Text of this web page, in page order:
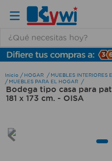
HOGAR
MUEBLES INTERIORES
MUEBLES PARA EL HOGAR
Bodega tipo casa para
181 x 173 cm. - OISA
TÉRMINOS MÁS BUSCADOS
1 .
lamparas
2.
ducha
5.